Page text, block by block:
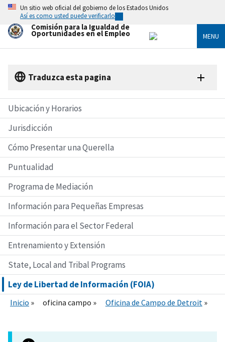
Skip
main
content
Un sitio web oficial del gobierno de los Estados Unidos
Así es como usted puede verificarlo
Comisión para la Igualdad de
Oportunidades en el Empleo MENU
Traduzca esta pagina
Ubicación y Horarios
Jurisdicción
Cómo Presentar una Querella
Puntualidad
Programa de Mediación
Información para Pequeñas Empresas
Información para el Sector Federal
Entrenamiento y Extensión
State, Local and Tribal Programs
Ley de Libertad de Información (FOIA)
Inicio oficina campo Oficina de Campo de Detroit